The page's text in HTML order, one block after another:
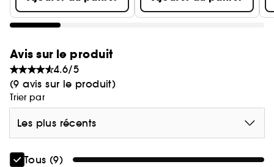
Avis sur le produit
4.6/5
(9 avis sur le produit)
Trier par
Les plus récents
Tous (9)